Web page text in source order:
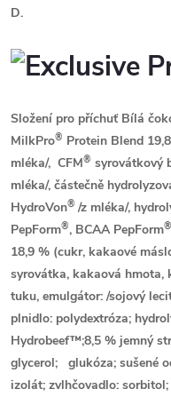
D.
Složení pro příchuť Bílá
MilkPro® Protein Blend
mléka/, CFM® syrovátkový
mléka/, částečně
HydroVon® /z mléka/,
PepForm®, BCAA PepForm®
18,9 % (cukr, kakaové
syrovátka, kakaová hmota,
tuku, emulgátor: /sojový
plnidlo: polydextróza;
Hydrobeef™;8,5 % jemný
glycerol;
glukóza; sušené
izolát; zvlhčovadlo: